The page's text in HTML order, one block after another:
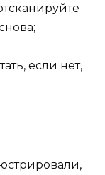
если нет,